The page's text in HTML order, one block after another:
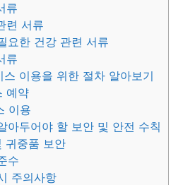
류
련 서류
요한 건강 관련 서류
류
스 이용을 위한 절차 알아보기
예약
이용
아두어야 할 보안 및 안전 수칙
귀중품 보안
수
주의사항